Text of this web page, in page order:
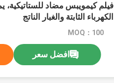
فيلم كيمويبس مضاد للستاتيكية،
الكهرباء الثابتة والغبار الناتج
MOQ：100
افضل سعر